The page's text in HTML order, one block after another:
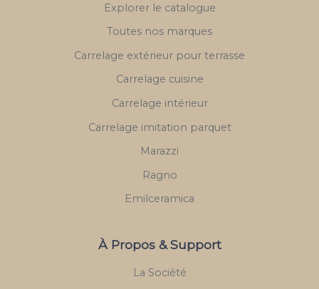
Explorer le catalogue
Toutes nos marques
Carrelage extérieur pour terrasse
Carrelage cuisine
Carrelage intérieur
Carrelage imitation parquet
Marazzi
Ragno
Emilceramica
À Propos & Support
La Société